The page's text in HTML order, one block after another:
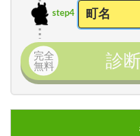
step4
完全
無料
診